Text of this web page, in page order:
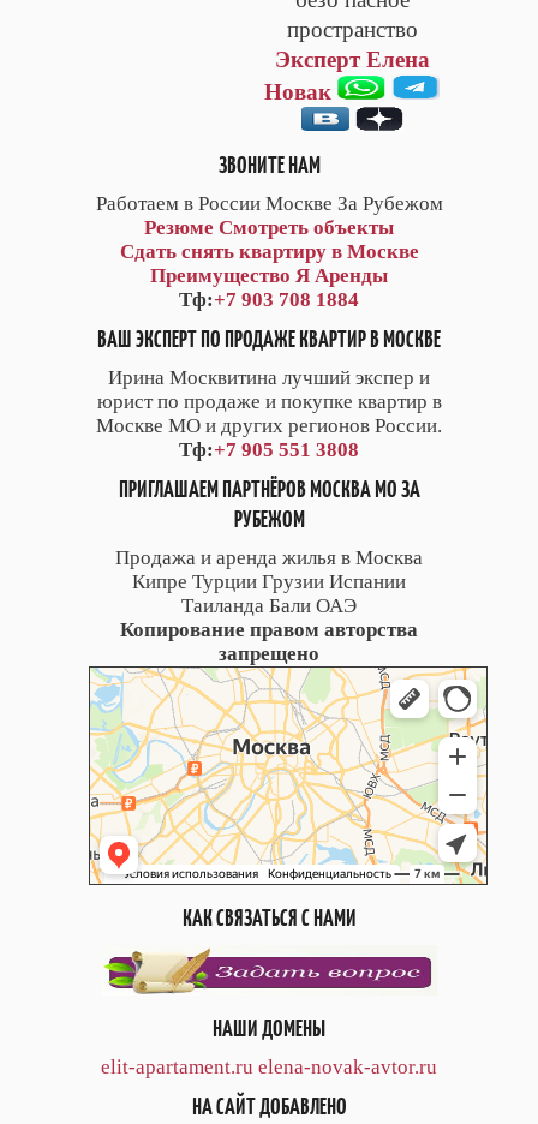
пространство
Эксперт Елена
Новак
ЗВОНИТЕ НАМ
Работаем в России Москве За Рубежом
Резюме Смотреть объекты
Сдать снять квартиру в Москве
Преимущество Я Аренды
Тф:+7 903 708 1884
ВАШ ЭКСПЕРТ ПО ПРОДАЖЕ КВАРТИР В МОСКВЕ
Ирина Москвитина лучший экспер и
юрист по продаже и покупке квартир в
Москве МО и других регионов России.
Тф:+7 905 551 3808
ПРИГЛАШАЕМ ПАРТНЁРОВ МОСКВА МО ЗА
РУБЕЖОМ
Продажа и аренда жилья в Москва
Кипре Турции Грузии Испании
Таиланда Бали ОАЭ
Копирование правом авторства
запрещено
КАК СВЯЗАТЬСЯ С НАМИ
НАШИ ДОМЕНЫ
elit-apartament.ru elena-novak-avtor.ru
НА САЙТ ДОБАВЛЕНО